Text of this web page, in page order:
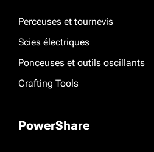
Perceuses et tournevis
Scies électriques
Ponceuses et outils oscillants
Crafting Tools
PowerShare